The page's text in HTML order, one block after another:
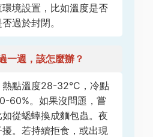
境設置，比如溫度是否
過於封閉。
一週，該怎麼辦？
熱點溫度28-32°C，冷點
60%。如果沒問題，嘗
從蟋蟀換成麵包蟲。夜
。若持續拒食，或出現